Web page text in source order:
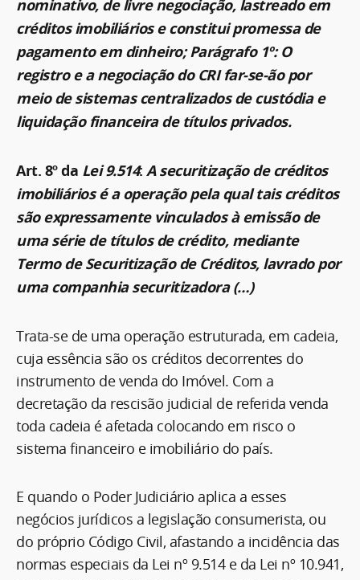
nominativo, de livre negociação, lastreado em
créditos imobiliários e constitui promessa de
pagamento em dinheiro; Parágrafo 1º: O
registro e a negociação do CRI far-se-ão por
meio de sistemas centralizados de custódia e
liquidação financeira de títulos privados.
Art. 8º da Lei 9.514: A securitização de créditos
imobiliários é a operação pela qual tais créditos
são expressamente vinculados à emissão de
uma série de títulos de crédito, mediante
Termo de Securitização de Créditos, lavrado por
uma companhia securitizadora (…)
Trata-se de uma operação estruturada, em cadeia,
cuja essência são os créditos decorrentes do
instrumento de venda do Imóvel. Com a
decretação da rescisão judicial de referida venda
toda cadeia é afetada colocando em risco o
sistema financeiro e imobiliário do país.
E quando o Poder Judiciário aplica a esses
negócios jurídicos a legislação consumerista, ou
do próprio Código Civil, afastando a incidência das
normas especiais da Lei nº 9.514 e da Lei nº 10.941,